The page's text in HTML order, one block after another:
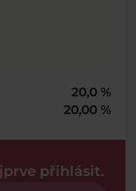
20,0 %
20,00 %
přihlásit.